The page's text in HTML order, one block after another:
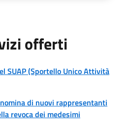
offerti
SUAP (Sportello Unico Attività
di nuovi rappresentanti
revoca dei medesimi